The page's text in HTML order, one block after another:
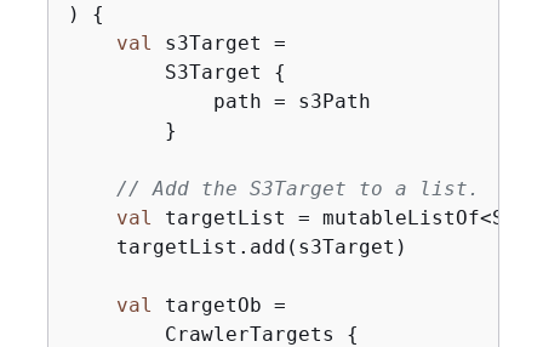
)
{
val s3Target =
        S3Target
{
            path = s3Path
        }
// Add the S3Target to a list.
val targetList =
    targetList.add(s3Target)
val targetOb =
        CrawlerTargets
{